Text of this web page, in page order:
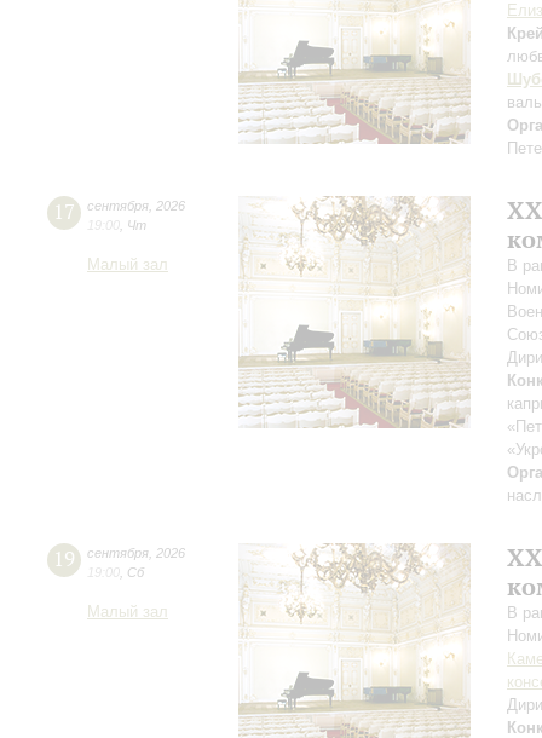
17 сентября 2026
19:00 Чт
Малый зал
В
19 сентября 2026
19:00 Сб
Малый зал
В